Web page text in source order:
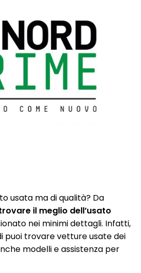
usata ma di qualità? Da
il meglio dell’usato
nei minimi dettagli. Infatti,
puoi trovare vetture usate dei
modelli e assistenza per